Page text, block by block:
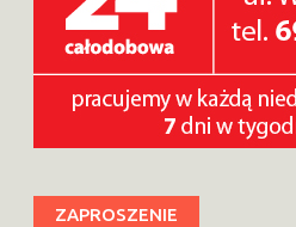
ZAPROSZENIE